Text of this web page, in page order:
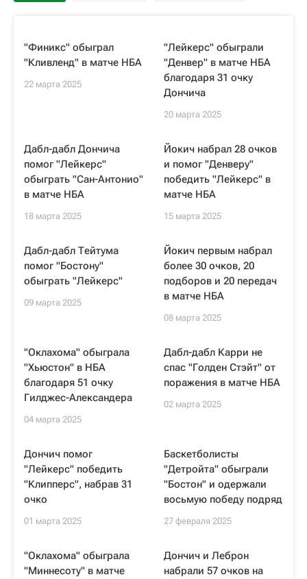
"Финикс" обыграл
"Кливленд" в матче НБА
22 марта 2025
"Лейкерс" обыграли
"Денвер" в матче НБА
благодаря 31 очку
Дончича
20 марта 2025
Дабл-дабл Дончича
помог "Лейкерс"
обыграть "Сан-Антонио"
в матче НБА
18 марта 2025
Йокич набрал 28 очков
и помог "Денверу"
победить "Лейкерс" в
матче НБА
15 марта 2025
Дабл-дабл Тейтума
помог "Бостону"
обыграть "Лейкерс"
09 марта 2025
Йокич первым набрал
более 30 очков, 20
подборов и 20 передач
в матче НБА
08 марта 2025
"Оклахома" обыграла
"Хьюстон" в НБА
благодаря 51 очку
Гилджес-Александера
04 марта 2025
Дабл-дабл Карри не
спас "Голден Стэйт" от
поражения в матче НБА
02 марта 2025
Дончич помог
"Лейкерс" победить
"Клипперс", набрав 31
очко
01 марта 2025
Баскетболисты
"Детройта" обыграли
"Бостон" и одержали
восьмую победу подряд
27 февраля 2025
"Оклахома" обыграла
"Миннесоту" в матче
Дончич и Леброн
набрали 57 очков на